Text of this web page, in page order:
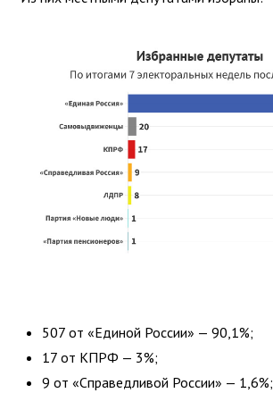
507 от «Единой России» — 90,1%;
17 от КПРФ — 3%;
9 от «Справедливой России» — 1,6%;